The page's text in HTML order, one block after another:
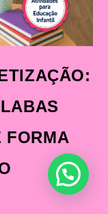
FORMA